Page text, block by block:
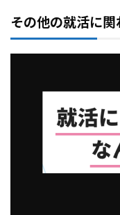
その他の就活に